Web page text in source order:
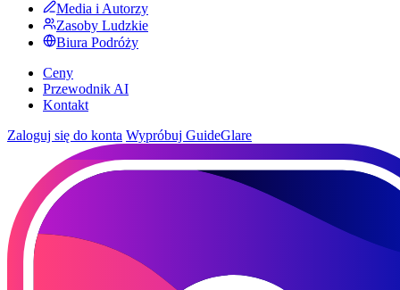
Media i Autorzy
Zasoby Ludzkie
Biura Podróży
Ceny
Przewodnik AI
Kontakt
Zaloguj się do konta Wypróbuj GuideGlare